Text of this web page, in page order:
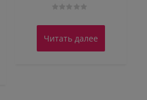
0
5
Читать далее